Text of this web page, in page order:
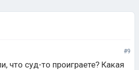
#9
что суд-то проиграете? Какая